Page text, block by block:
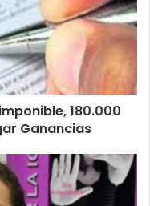
180.000
Ganancias